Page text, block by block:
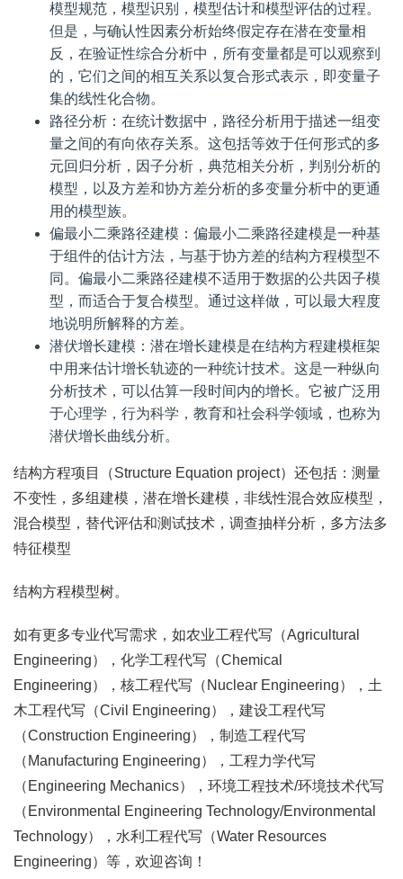
模型规范，模型识别，模型估计和模型评估的过程。
但是，与确认性因素分析始终假定存在潜在变量相
反，在验证性综合分析中，所有变量都是可以观察到
的，它们之间的相互关系以复合形式表示，即变量子
集的线性化合物。
路径分析：在统计数据中，路径分析用于描述一组变
量之间的有向依存关系。这包括等效于任何形式的多
元回归分析，因子分析，典范相关分析，判别分析的
模型，以及方差和协方差分析的多变量分析中的更通
用的模型族。
偏最小二乘路径建模：偏最小二乘路径建模是一种基
于组件的估计方法，与基于协方差的结构方程模型不
同。偏最小二乘路径建模不适用于数据的公共因子模
型，而适合于复合模型。通过这样做，可以最大程度
地说明所解释的方差。
潜伏增长建模：潜在增长建模是在结构方程建模框架
中用来估计增长轨迹的一种统计技术。这是一种纵向
分析技术，可以估算一段时间内的增长。它被广泛用
于心理学，行为科学，教育和社会科学领域，也称为
潜伏增长曲线分析。
结构方程项目（Structure Equation project）还包括：测量
不变性，多组建模，潜在增长建模，非线性混合效应模型，
混合模型，替代评估和测试技术，调查抽样分析，多方法多
特征模型
结构方程模型树。
如有更多专业代写需求，如农业工程代写（Agricultural
Engineering），化学工程代写（Chemical
Engineering），核工程代写（Nuclear Engineering），土
木工程代写（Civil Engineering），建设工程代写
（Construction Engineering），制造工程代写
（Manufacturing Engineering），工程力学代写
（Engineering Mechanics），环境工程技术/环境技术代写
（Environmental Engineering Technology/Environmental
Technology），水利工程代写（Water Resources
Engineering）等，欢迎咨询！